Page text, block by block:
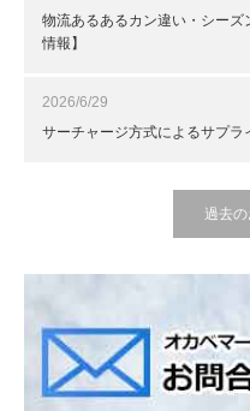
物流あるあるカン違い・シー
情報】
2026/6/29
サーチャージ方式によるサプラ
過去